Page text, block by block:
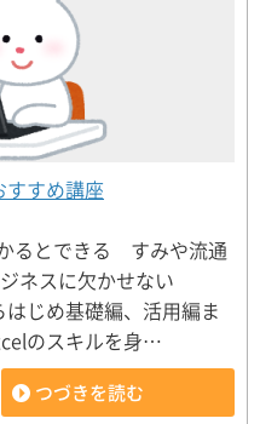
すすめ講座
るとできる すみや流通
ネスに欠かせない
じめ基礎編、活用編ま
のスキルを身…
つづきを読む